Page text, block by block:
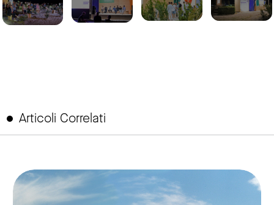
Articoli Correlati